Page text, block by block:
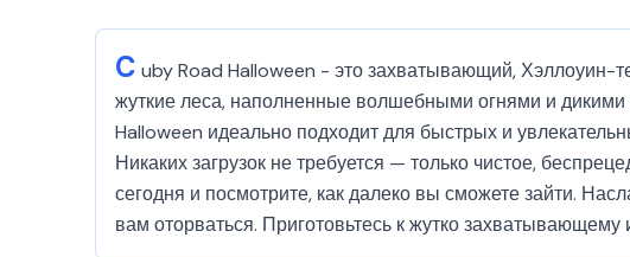
C uby Road Halloween - это захватывающий, Хэллоуин-
жуткие леса, наполненные волшебными огнями и
Halloween идеально подходит для быстрых и
Никаких загрузок не требуется — только чистое,
сегодня и посмотрите, как далеко вы сможете зайти.
вам оторваться. Приготовьтесь к жутко